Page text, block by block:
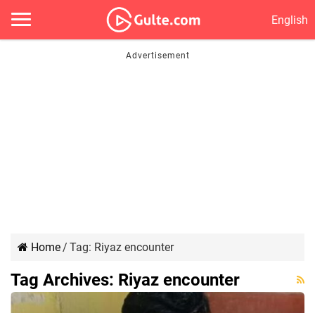
English
Home/ Tag: Riyaz encounter
Tag Archives: Riyaz encounter